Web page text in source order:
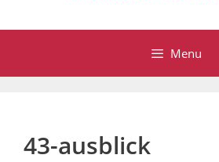
Menu
43-ausblick